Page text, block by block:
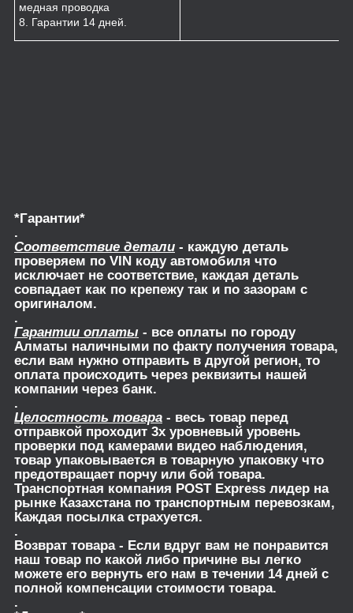
медная проводка
8. Гарантии 14 дней.
*Гарантии*
.
Соответствие детали - каждую деталь
проверяем по VIN коду автомобиля что
исключает не соответствие, каждая деталь
совпадает как по крепежу так и по зазорам с
оригиналом.
.
Гарантии оплаты - все оплаты по городу
Алматы наличными по факту получения товара,
если вам нужно отправить в другой регион, то
оплата происходить через реквизиты нашей
компании через банк.
.
Целостность товара - весь товар перед
отправкой проходит 3х уровневый уровень
проверки под камерами видео наблюдения,
товар упаковывается в товарную упаковку что
предотвращает порчу или бой товара.
Транспортная компания POST Express лидер на
рынке Казахстана по транспортным перевозкам,
Каждая посылка страхуется.
.
Возврат товара- Если вдруг вам не понравится
наш товар по какой либо причине вы легко
можете его вернуть его нам в течении 14 дней с
полной компенсации стоимости товара.
.